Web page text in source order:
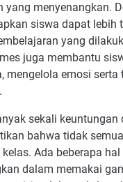
yang menyenangkan.
siswa dapat lebih
yang
juga membantu
mengelola emosi serta
sekali keuntungan
bahwa tidak
Ada beberapa hal
dalam memakai